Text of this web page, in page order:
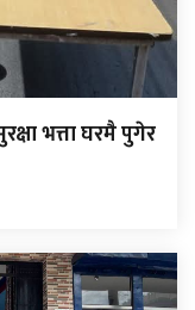
भत्ता घरमै पुगेर